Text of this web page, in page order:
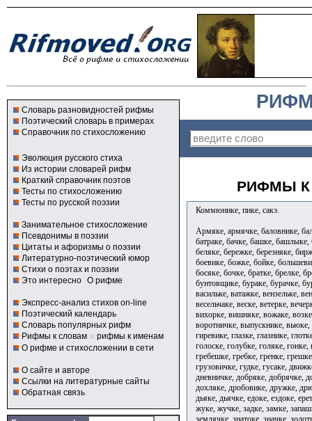
Словарь разновидностей рифмы
Поэтический словарь в примерах
Справочник по стихосложению
Эволюция русского стиха
Из истории словарей рифм
Краткий справочник поэтов
Тесты по стихосложению
Тесты по русской поэзии
Занимательное стихосложение
Псевдонимы в поэзии
Цитаты и афоризмы о поэзии
Литературно-поэтический юмор
Стихи о поэтах и поэзии
Это интересно О рифме
Экспресс-анализ стихов on-line
Поэтический календарь
Словарь популярных рифм
Рифмы к словам и рифмы к именам
О рифме и стихосложении в сети
О сайте и авторе
Ссылки на литературные сайты
Обратная связь
РИФМЫ К
Коммюнике, пике, сакэ.
Армяке, армячке, баловнике,
батраке, бачке, башке,
беляке, бережке, березняке,
боевике, божке, бойке,
босяке, бочке, братке, брелке,
бунтовщике, бураке, бурачке,
васильке, ватажке, вензельке,
весельчаке, веске, ветерке,
вихорке, вишняке, вожаке,
воротничке, выпускнике,
гиревике, глазке, глазнике,
голоске, голубке, голяке,
гребешке, гребке, гренке,
грузовичке, гудке, гусаке,
дневничке, добряке, добрячке,
дохляке, дробовике, дружке,
дьяке, дьячке, едоке, ездоке,
жуке, жучке, задке, замке,
землячке, знатоке, значке,